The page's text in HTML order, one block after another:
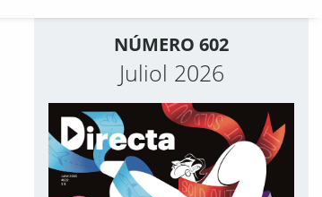
NÚMERO 602
Juliol 2026